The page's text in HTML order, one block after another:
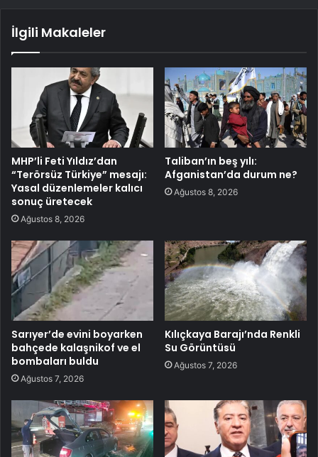
İlgili Makaleler
MHP’li Feti Yıldız’dan
“Terörsüz Türkiye” mesajı:
Yasal düzenlemeler kalıcı
sonuç üretecek
Ağustos 8, 2026
Taliban’ın beş yılı:
Afganistan’da durum ne?
Ağustos 8, 2026
Sarıyer’de evini boyarken
bahçede kalaşnikof ve el
bombaları buldu
Ağustos 7, 2026
Kılıçkaya Barajı’nda Renkli
Su Görüntüsü
Ağustos 7, 2026